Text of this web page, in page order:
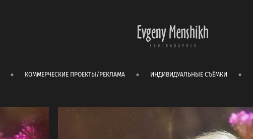
КОММЕРЧЕСКИЕ ПРОЕКТЫ/РЕКЛАМА ИНДИВИДУАЛЬНЫЕ СЪЁМКИ